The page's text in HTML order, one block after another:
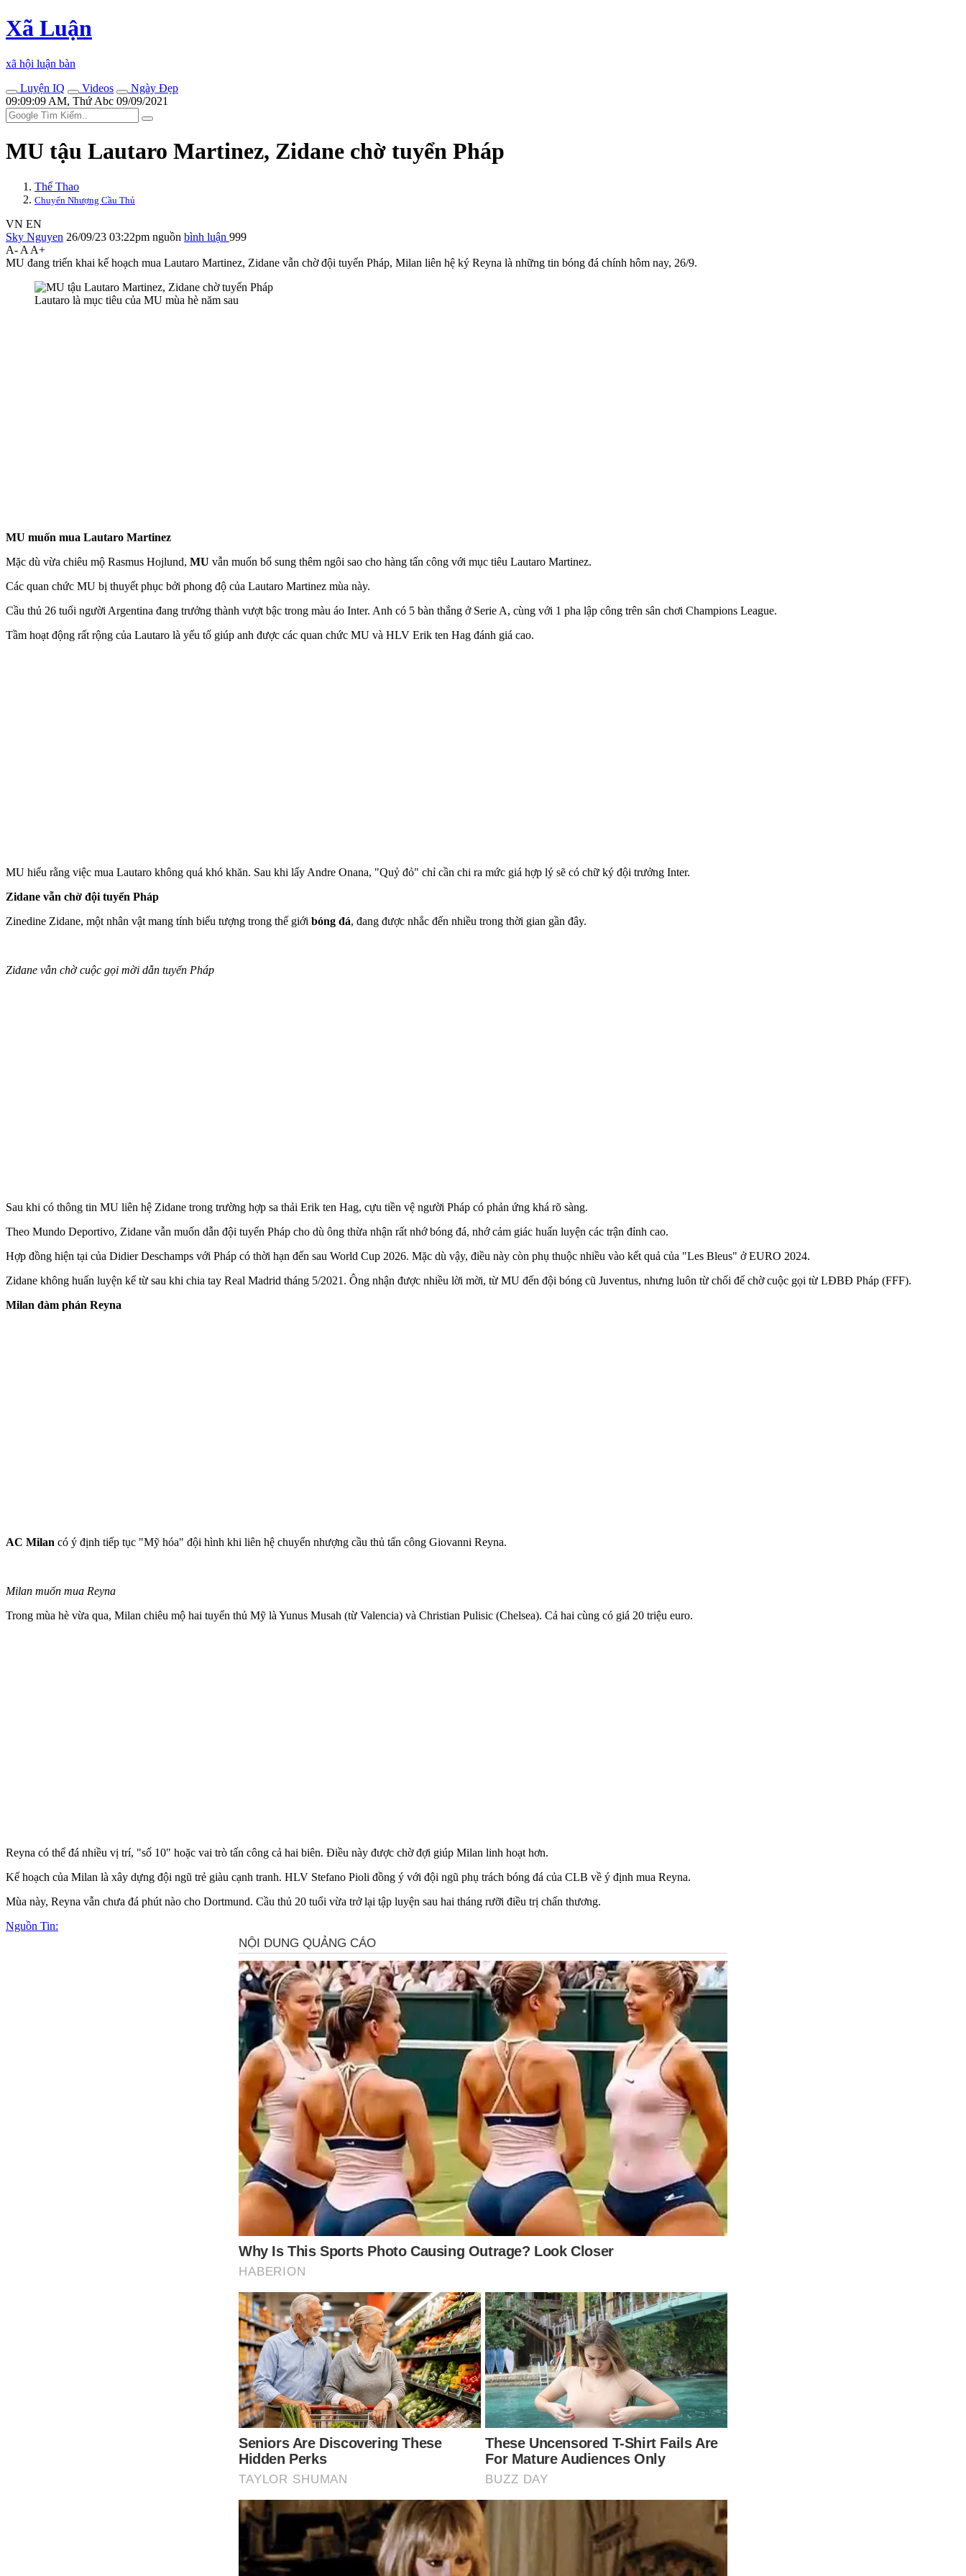
Xã Luận
xã hội luận bàn
Luyện IQ
Videos
Ngày Đẹp
09:09:09 AM, Thứ Abc 09/09/2021
MU tậu Lautaro Martinez, Zidane chờ tuyển Pháp
Thể Thao
Chuyển Nhượng Cầu Thủ
VN EN
Sky Nguyen 26/09/23 03:22pm nguồn bình luận 999
A- A A+
MU đang triển khai kế hoạch mua Lautaro Martinez, Zidane vẫn chờ đội tuyển Pháp, Milan liên hệ ký Reyna là những tin bóng đá chính hôm nay, 26/9.
Lautaro là mục tiêu của MU mùa hè năm sau
MU muốn mua Lautaro Martinez
Mặc dù vừa chiêu mộ Rasmus Hojlund, MU vẫn muốn bổ sung thêm ngôi sao cho hàng tấn công với mục tiêu Lautaro Martinez.
Các quan chức MU bị thuyết phục bởi phong độ của Lautaro Martinez mùa này.
Cầu thủ 26 tuổi người Argentina đang trưởng thành vượt bậc trong màu áo Inter. Anh có 5 bàn thắng ở Serie A, cùng với 1 pha lập công trên sân chơi Champions League.
Tầm hoạt động rất rộng của Lautaro là yếu tố giúp anh được các quan chức MU và HLV Erik ten Hag đánh giá cao.
MU hiểu rằng việc mua Lautaro không quá khó khăn. Sau khi lấy Andre Onana, "Quỷ đỏ" chỉ cần chi ra mức giá hợp lý sẽ có chữ ký đội trưởng Inter.
Zidane vẫn chờ đội tuyển Pháp
Zinedine Zidane, một nhân vật mang tính biểu tượng trong thế giới bóng đá, đang được nhắc đến nhiều trong thời gian gần đây.
Zidane vẫn chờ cuộc gọi mời dẫn tuyển Pháp
Sau khi có thông tin MU liên hệ Zidane trong trường hợp sa thải Erik ten Hag, cựu tiền vệ người Pháp có phản ứng khá rõ sàng.
Theo Mundo Deportivo, Zidane vẫn muốn dẫn đội tuyển Pháp cho dù ông thừa nhận rất nhớ bóng đá, nhớ cảm giác huấn luyện các trận đỉnh cao.
Hợp đồng hiện tại của Didier Deschamps với Pháp có thời hạn đến sau World Cup 2026. Mặc dù vậy, điều này còn phụ thuộc nhiều vào kết quả của "Les Bleus" ở EURO 2024.
Zidane không huấn luyện kể từ sau khi chia tay Real Madrid tháng 5/2021. Ông nhận được nhiều lời mời, từ MU đến đội bóng cũ Juventus, nhưng luôn từ chối để chờ cuộc gọi từ LĐBĐ Pháp (FFF).
Milan đàm phán Reyna
AC Milan có ý định tiếp tục "Mỹ hóa" đội hình khi liên hệ chuyển nhượng cầu thủ tấn công Giovanni Reyna.
Milan muốn mua Reyna
Trong mùa hè vừa qua, Milan chiêu mộ hai tuyển thủ Mỹ là Yunus Musah (từ Valencia) và Christian Pulisic (Chelsea). Cả hai cùng có giá 20 triệu euro.
Reyna có thể đá nhiều vị trí, "số 10" hoặc vai trò tấn công cả hai biên. Điều này được chờ đợi giúp Milan linh hoạt hơn.
Kế hoạch của Milan là xây dựng đội ngũ trẻ giàu cạnh tranh. HLV Stefano Pioli đồng ý với đội ngũ phụ trách bóng đá của CLB về ý định mua Reyna.
Mùa này, Reyna vẫn chưa đá phút nào cho Dortmund. Cầu thủ 20 tuổi vừa trở lại tập luyện sau hai tháng rưỡi điều trị chấn thương.
Nguồn Tin: